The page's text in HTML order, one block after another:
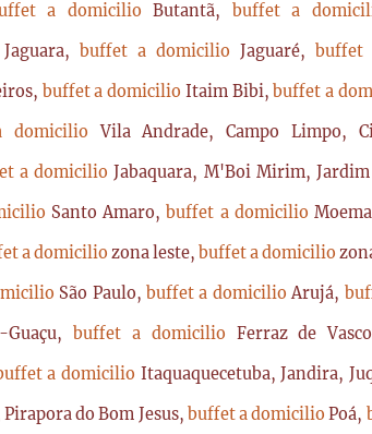
a domicilioButantã, buffet a
buffet a domicilio Jaguaré, buffet
buffet a domicilio Itaim Bibi,buffet a
domicilioVila Andrade, Campo Limpo,
a domicilioJabaquara, M'Boi Mirim,
Santo Amaro,buffet a domicilio
a domicilio zona leste, buffet a domicilio
São Paulo,buffet a domicilioArujá,
Guaçu,buffet a domicilio Ferraz de
a domicilio Itaquaquecetuba, Jandira,
Pirapora do Bom Jesus, buffet a domicilioPoá,